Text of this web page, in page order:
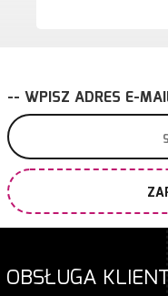
-- WPISZ ADRES E-
OBSŁUGA